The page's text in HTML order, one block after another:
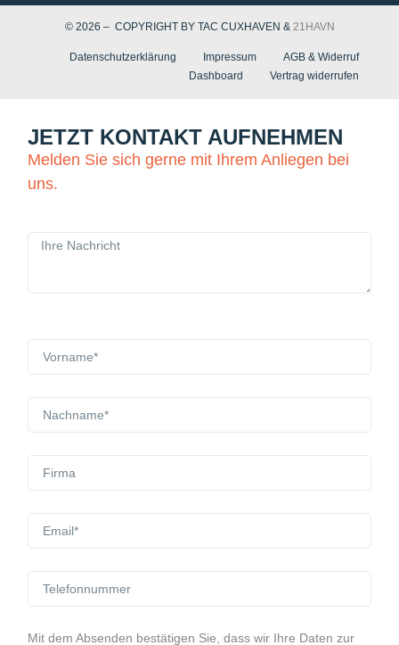
© 2026 – COPYRIGHT BY TAC CUXHAVEN & 21HAVN
Datenschutzerklärung Impressum
AGB & Widerruf
Dashboard
Vertrag widerrufen
JETZT KONTAKT AUFNEHMEN
Melden Sie sich gerne mit Ihrem Anliegen bei
uns.
Mit dem Absenden bestätigen Sie, dass wir Ihre Daten zur